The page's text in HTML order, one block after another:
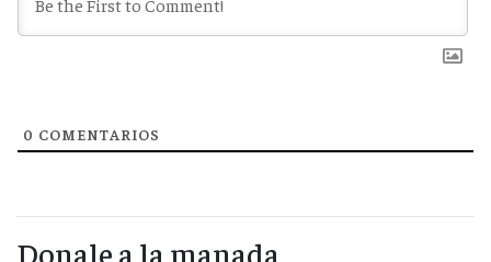
0 COMENTARIOS
Donale a la manada